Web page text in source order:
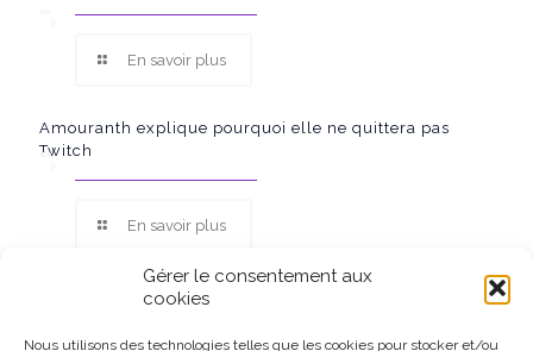
Gérer le consentement aux
cookies
Nous utilisons des technologies telles que les cookies pour stocker et/ou
En savoir plus
Amouranth explique pourquoi elle ne quittera pas
Twitch
En savoir plus